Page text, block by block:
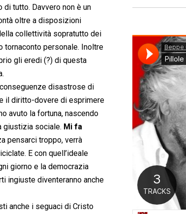
2
3
2
1
0
6
tutto. Davvero non è un
oltre a disposizioni
collettività sopratutto dei
tornaconto personale. Inoltre
gli eredi (?) di questa
disastrose di
il diritto-dovere di esprimere
avuto la fortuna, nascendo
giustizia sociale. Mi fa
pensarci troppo, verrà
E con quell’ideale
giorno e la democrazia
ingiuste diventeranno anche
anche i seguaci di Cristo